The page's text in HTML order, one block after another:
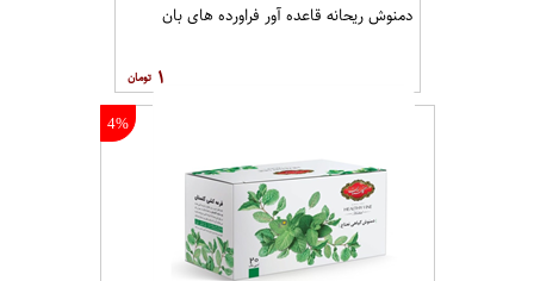
دمنوش ریحانه قاعده آور فراورده های بان
۱
4%